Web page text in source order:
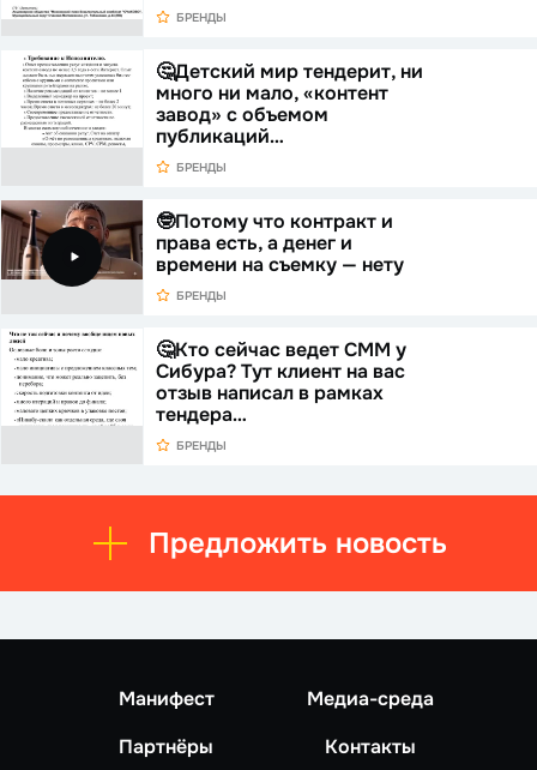
БРЕНДЫ
🤔Детский мир тендерит, ни
много ни мало, «контент
завод» с объемом
публикаций…
БРЕНДЫ
🤓Потому что контракт и
права есть, а денег и
времени на съемку — нету
БРЕНДЫ
🤔Кто сейчас ведет СММ у
Сибура? Тут клиент на вас
отзыв написал в рамках
тендера…
БРЕНДЫ
Предложить новость
Манифест
Медиа-среда
Партнёры
Контакты